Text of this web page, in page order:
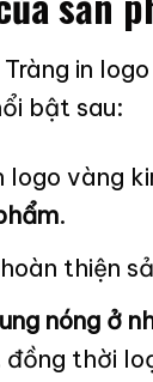
in
bật sau:
logo vàng
.
thiện
nóng ở
thời